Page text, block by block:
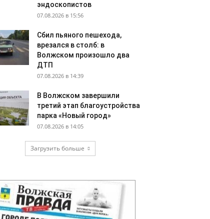
эндоскопистов
07.08.2026 в 15:56
Сбил пьяного пешехода,
врезался в столб: в
Волжском произошло два
ДТП
07.08.2026 в 14:39
В Волжском завершили
третий этап благоустройства
парка «Новый город»
07.08.2026 в 14:05
Загрузить больше